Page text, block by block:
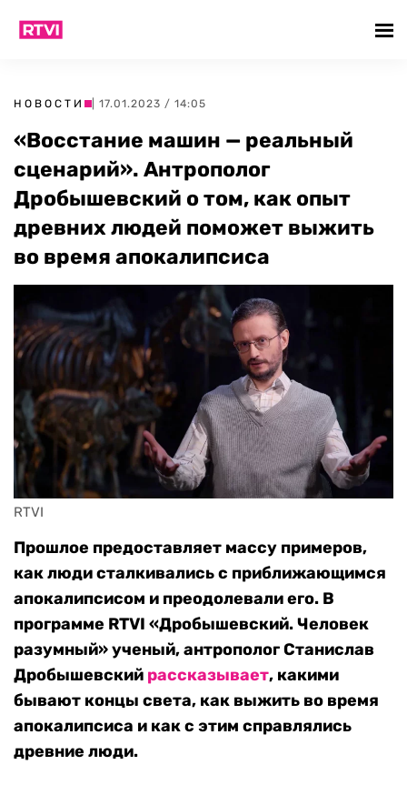
НОВОСТИ | 17.01.2023 / 14:05
«Восстание машин — реальный
сценарий». Антрополог
Дробышевский о том, как опыт
древних людей поможет выжить
во время апокалипсиса
RTVI
Прошлое предоставляет массу примеров,
как люди сталкивались с приближающимся
апокалипсисом и преодолевали его. В
программе RTVI «Дробышевский.Человек
разумный» ученый,антрополог Станислав
Дробышевский рассказывает, какими
бывают концы света, как выжить во время
апокалипсиса и как с этим справлялись
древние люди.